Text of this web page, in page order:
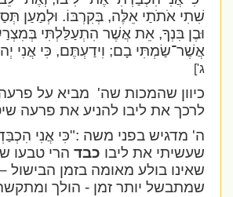
שִׁתִי אֹתֹתַי אֵלֶּה, בְּקִרְבּוֹ. וּלְמַעַן
וּבֶן בִּנְךָ, אֵת אֲשֶׁר הִתְעַלַּלְתִּי
אֲשֶׁר־שַׂמְתִּי בָם; וִידַעְתֶּם, כִּי אֲנִי
כיוון שהמכות שה'
מביא על פרעה -
לרכך את ליבו להניע את פרעה
ה' מדגיש בפני משה :"כִּי אֲנִי
שעשיתי את ליבוכבדהרי טבעו
שאינו בולע מאומה בזמן הבישול
שמתבשל יותר זמן - הולך ומתקשה